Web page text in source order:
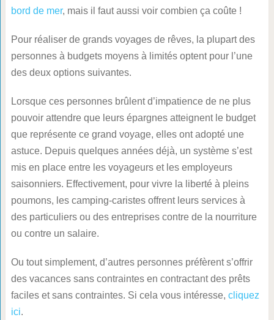
bord de mer, mais il faut aussi voir combien ça coûte !
Pour réaliser de grands voyages de rêves, la plupart des
personnes à budgets moyens à limités optent pour l’une
des deux options suivantes.
Lorsque ces personnes brûlent d’impatience de ne plus
pouvoir attendre que leurs épargnes atteignent le budget
que représente ce grand voyage, elles ont adopté une
astuce. Depuis quelques années déjà, un système s’est
mis en place entre les voyageurs et les employeurs
saisonniers. Effectivement, pour vivre la liberté à pleins
poumons, les camping-caristes offrent leurs services à
des particuliers ou des entreprises contre de la nourriture
ou contre un salaire.
Ou tout simplement, d’autres personnes préfèrent s’offrir
des vacances sans contraintes en contractant des prêts
faciles et sans contraintes. Si cela vous intéresse, cliquez
ici.